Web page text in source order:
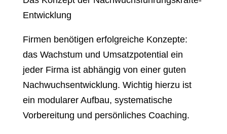
Entwicklung
Firmen benötigen erfolgreiche Konzepte:
das Wachstum und Umsatzpotential ein
jeder Firma ist abhängig von einer guten
Nachwuchsentwicklung. Wichtig hierzu ist
ein modularer Aufbau, systematische
Vorbereitung und persönliches Coaching.